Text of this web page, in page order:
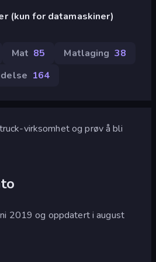
(kun for datamaskiner)
Mat 85 Matlaging 38
164
virksomhet og prøv å bli
2019 og oppdatert i august